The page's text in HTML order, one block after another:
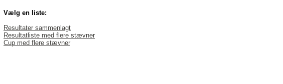
Vælg en liste:
Resultater sammenlagt
Resultatliste med flere stævner
Cup med flere stævner